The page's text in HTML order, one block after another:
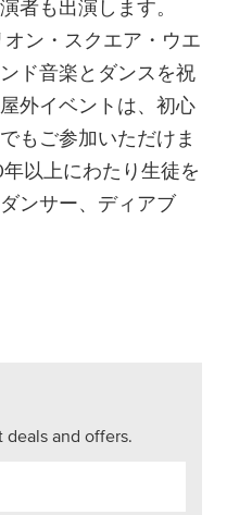
者も出演します。
オン・スクエア・ウエ
ド音楽とダンスを祝
外イベントは、初心
もご参加いただけま
以上にわたり生徒を
ンサー、ディアブ
deals and offers.